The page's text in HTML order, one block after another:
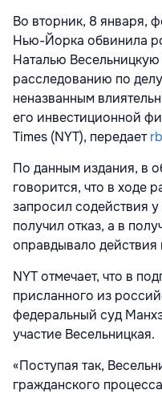
Во вторник, 8 января,
Нью-Йорка обвинила
Наталью
расследованию по
неназванным
его инвестиционной
Times (NYT), передает
По данным издания, в
говорится, что в
запросил содействия
получил отказ, а в
оправдывало
NYT отмечает, что в
присланного из
федеральный суд
участие Весельницкая.
«Поступая так,
гражданского